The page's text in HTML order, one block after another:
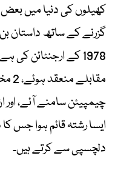
کھیلوں کی دنیا میں
گزرنے کے ساتھ داستان
چیمپیئن سامنے آئے،
ایسا رشتہ قائم ہوا جس
دلچسپی سے کرتے ہیں۔